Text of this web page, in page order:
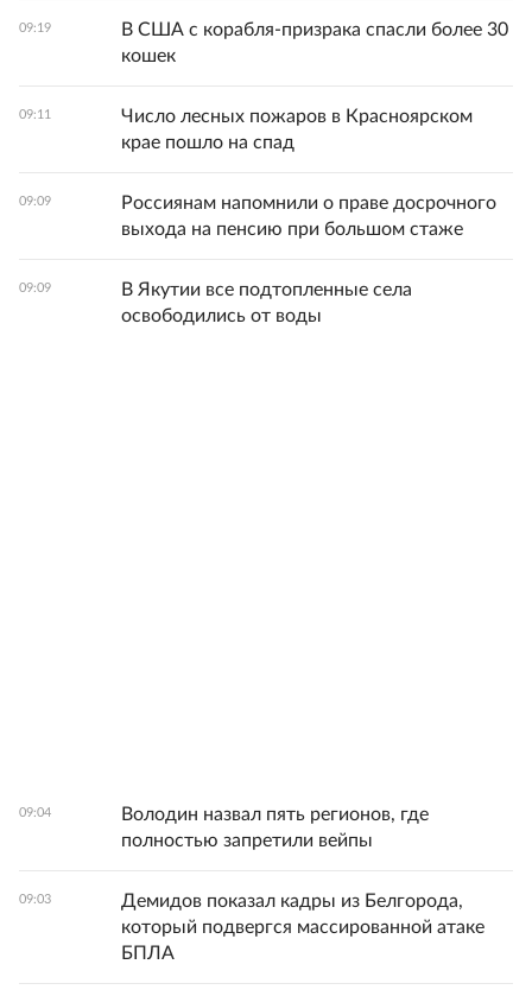
09:19
В США с корабля-призрака спасли более 30
кошек
09:11
Число лесных пожаров в Красноярском
крае пошло на спад
09:09
Россиянам напомнили о праве досрочного
выхода на пенсию при большом стаже
09:09
В Якутии все подтопленные села
освободились от воды
09:04
Володин назвал пять регионов, где
полностью запретили вейпы
09:03
Демидов показал кадры из Белгорода,
который подвергся массированной атаке
БПЛА